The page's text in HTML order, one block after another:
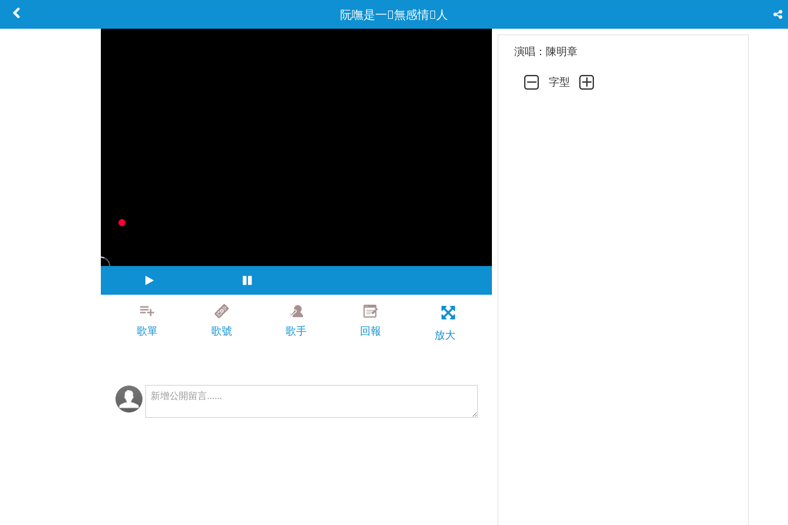
阮嘸是一無感情人
歌單 歌號 歌手 回報 放大
演唱：陳明章
字型